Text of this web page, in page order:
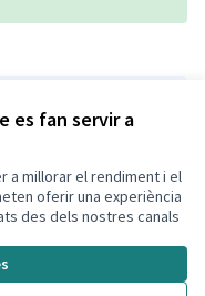
es fan servir a
a millorar el rendiment i el
oferir una experiència
des dels nostres canals